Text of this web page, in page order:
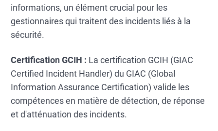
informations, un élément crucial pour les
gestionnaires qui traitent des incidents liés à la
sécurité.
Certification GCIH : La certification GCIH (GIAC
Certified Incident Handler) du GIAC (Global
Information Assurance Certification) valide les
compétences en matière de détection, de réponse
et d'atténuation des incidents.